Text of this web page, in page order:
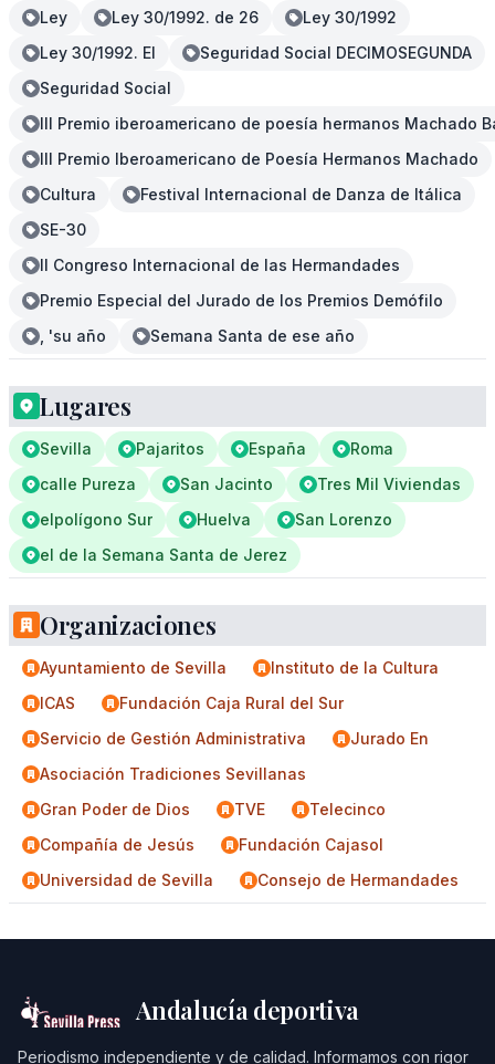
Ley Ley 30/1992. de 26
Ley 30/1992
Ley 30/1992. El
Seguridad Social DECIMOSEGUNDA
Seguridad Social
III Premio iberoamericano de poesía hermanos Machado
III Premio Iberoamericano de Poesía Hermanos Machado
Cultura
Festival Internacional de Danza de Itálica
SE-30
II Congreso Internacional de las Hermandades
Premio Especial del Jurado de los Premios Demófilo
, 'su año
Semana Santa de ese año
Lugares
Sevilla Pajaritos España
Roma
calle Pureza
San Jacinto
Tres Mil Viviendas
elpolígono Sur
Huelva
San Lorenzo
el de la Semana Santa de Jerez
Organizaciones
Ayuntamiento de Sevilla
Instituto de la Cultura
ICAS
Fundación Caja Rural del Sur
Servicio de Gestión Administrativa
Jurado En
Asociación Tradiciones Sevillanas
Gran Poder de Dios
TVE
Telecinco
Compañía de Jesús
Fundación Cajasol
Universidad de Sevilla
Consejo de Hermandades
Andalucía deportiva
Periodismo independiente y de calidad. Informamos con rigor